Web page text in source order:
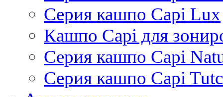
Серия кашпо Capi Lux
Кашпо Capi для
Серия кашпо Capi
Серия кашпо Capi